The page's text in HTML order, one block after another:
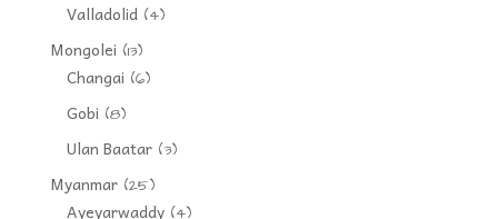
Valladolid(4)
Mongolei (13)
Changai (6)
Gobi (8)
Ulan Baatar(3)
Myanmar(25)
Ayeyarwaddy(4)